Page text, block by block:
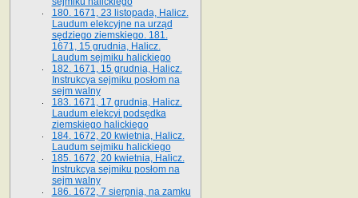
180. 1671, 23 listopada, Halicz.
Laudum elekcyjne na urząd
sędziego ziemskiego. 181.
1671, 15 grudnia, Halicz.
Laudum sejmiku halickiego
182. 1671, 15 grudnia, Halicz.
Instrukcya sejmiku posłom na
sejm walny
183. 1671, 17 grudnia, Halicz.
Laudum elekcyi podsędka
ziemskiego halickiego
184. 1672, 20 kwietnia, Halicz.
Laudum sejmiku halickiego
185. 1672, 20 kwietnia, Halicz.
Instrukcya sejmiku posłom na
sejm walny
186. 1672, 7 sierpnia, na zamku